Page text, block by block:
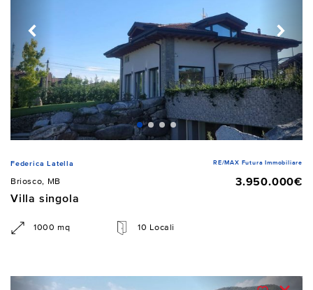
Federica Latella RE/MAX Futura Immobiliare
Briosco, MB
3.950.000€
Villa singola
1000 mq 10 Locali